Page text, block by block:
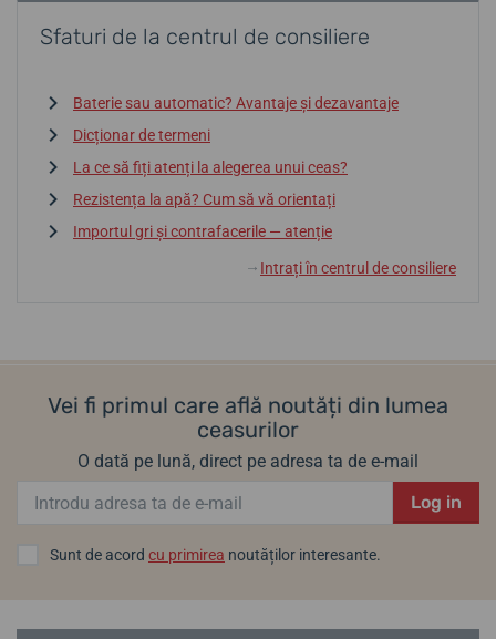
Sfaturi de la centrul de consiliere
Baterie sau automatic? Avantaje și dezavantaje
Dicționar de termeni
La ce să fiți atenți la alegerea unui ceas?
Rezistența la apă? Cum să vă orientați
Importul gri și contrafacerile — atenție
↓ Intrați în centrul de consiliere
Vei fi primul care află noutăți din lumea
ceasurilor
O dată pe lună, direct pe adresa ta de e-mail
Log in
Sunt de acord cu primirea noutăților interesante.